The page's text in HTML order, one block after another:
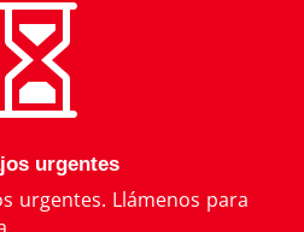

urgentes
urgentes. Llámenos para